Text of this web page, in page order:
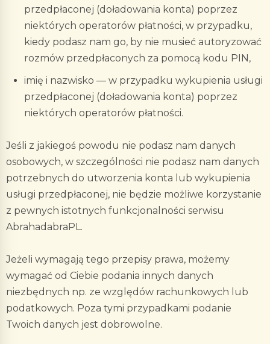
przedpłaconej (doładowania konta) poprzez
niektórych operatorów płatności, w przypadku,
kiedy podasz nam go, by nie musieć autoryzować
rozmów przedpłaconych za pomocą kodu PIN,
imię i nazwisko — w przypadku wykupienia usługi
przedpłaconej (doładowania konta) poprzez
niektórych operatorów płatności.
Jeśli z jakiegoś powodu nie podasz nam danych
osobowych, w szczególności nie podasz nam danych
potrzebnych do utworzenia konta lub wykupienia
usługi przedpłaconej, nie będzie możliwe korzystanie
z pewnych istotnych funkcjonalności serwisu
AbrahadabraPL.
Jeżeli wymagają tego przepisy prawa, możemy
wymagać od Ciebie podania innych danych
niezbędnych np. ze względów rachunkowych lub
podatkowych. Poza tymi przypadkami podanie
Twoich danych jest dobrowolne.